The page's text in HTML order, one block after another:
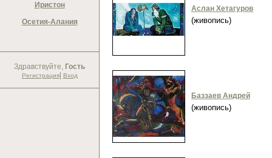
Иристон
Осетия-Алания
Здравствуйте, Гость
Регистрация| Вход
Аслан Хетагуров
(живопись)
Баззаев Андрей
(живопись)